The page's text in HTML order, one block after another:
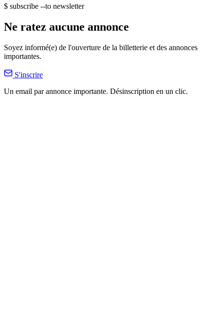
$ subscribe --to newsletter
Ne ratez aucune annonce
Soyez informé(e) de l'ouverture de la billetterie et des annonces
importantes.
S'inscrire
Un email par annonce importante. Désinscription en un clic.